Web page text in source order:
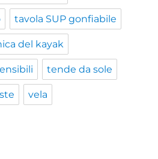
tavola SUP gonfiabile
del kayak
tende da sole
vela